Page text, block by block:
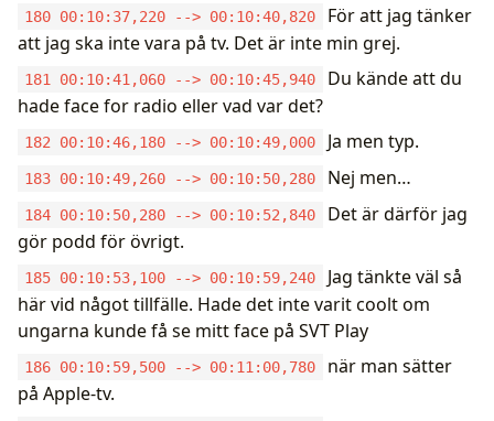
180 00:10:37,220 --> 00:10:40,820
För att jag tänker
att jag ska inte vara på tv. Det är inte min grej.
181 00:10:41,060 --> 00:10:45,940
Du kände att du
hade face for radio eller vad var det?
182 00:10:46,180 --> 00:10:49,000 Ja men typ.
183 00:10:49,260 --> 00:10:50,280 Nej men…
184 00:10:50,280 --> 00:10:52,840
Det är därför jag
gör podd för övrigt.
185 00:10:53,100 --> 00:10:59,240
Jag tänkte väl så
här vid något tillfälle. Hade det inte varit coolt om
ungarna kunde få se mitt face på SVT Play
186 00:10:59,500 --> 00:11:00,780
när man sätter
på Apple-tv.